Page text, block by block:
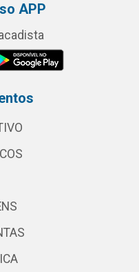
APP